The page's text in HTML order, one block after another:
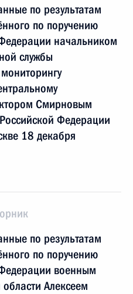
по результатам
по поручению
начальником
службы
Смирновым
Федерации
18 декабря
по результатам
по поручению
военным
Алексеем